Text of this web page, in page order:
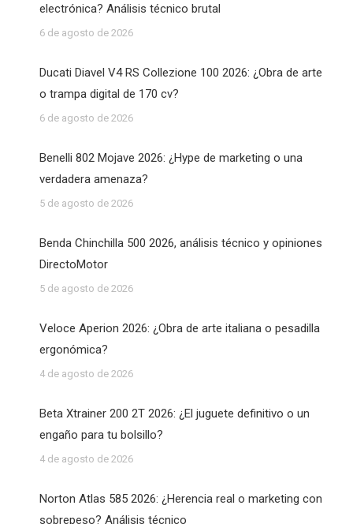
electrónica? Análisis técnico brutal
6 de agosto de 2026
Ducati Diavel V4 RS Collezione 100 2026: ¿Obra de arte
o trampa digital de 170 cv?
6 de agosto de 2026
Benelli 802 Mojave 2026: ¿Hype de marketing o una
verdadera amenaza?
5 de agosto de 2026
Benda Chinchilla 500 2026, análisis técnico y opiniones
DirectoMotor
5 de agosto de 2026
Veloce Aperion 2026: ¿Obra de arte italiana o pesadilla
ergonómica?
4 de agosto de 2026
Beta Xtrainer 200 2T 2026: ¿El juguete definitivo o un
engaño para tu bolsillo?
4 de agosto de 2026
Norton Atlas 585 2026: ¿Herencia real o marketing con
sobrepeso? Análisis técnico